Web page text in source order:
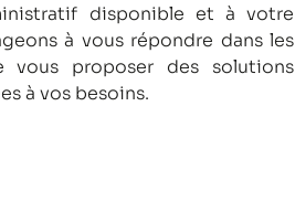
disponible et à votre
à vous répondre dans les
vous proposer des solutions
à vos besoins.